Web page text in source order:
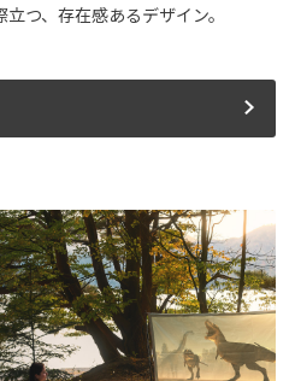
つ、存在感あるデザイン。